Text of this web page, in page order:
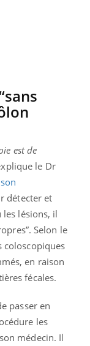
est de
le Dr
détecter et
lésions, il
Selon le
coloscopiques
en raison
fécales.
passer en
les
médecin. Il